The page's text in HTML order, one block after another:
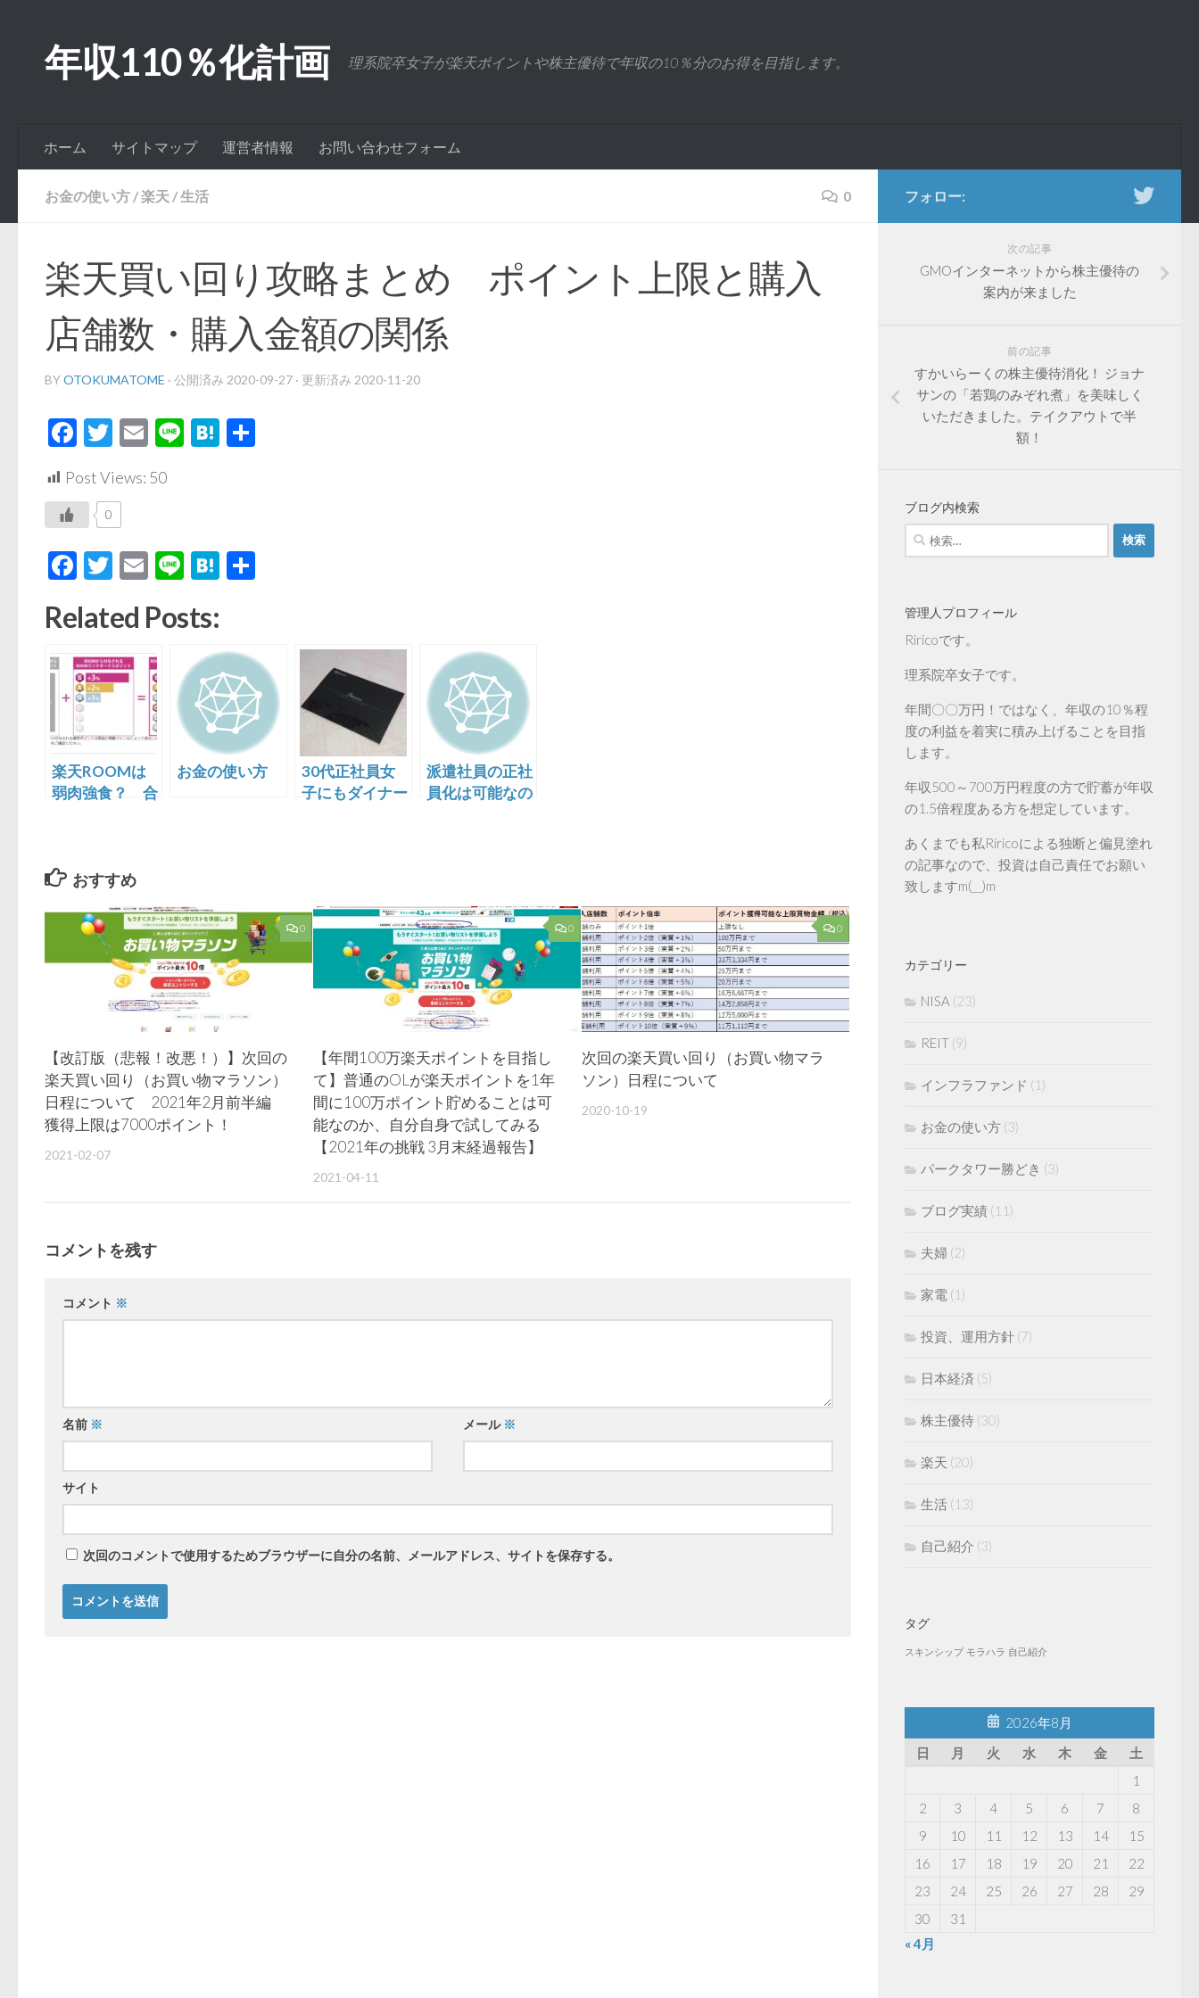
年収110％化計画 理系院卒女子が楽天ポイントや株主優待で年収の10％分のお得を目指します。
ホーム サイトマップ 運営者情報 お問い合わせフォーム
お金の使い方 /楽天 /生活 0
楽天買い回り攻略まとめ ポイント上限と購入
店舗数・購入金額の関係
BYOTOKUMATOME · 公開済み 2020-09-27 · 更新済み 2020-11-20
Facebook
Twitter
EmailLineHatena
Post Views: 50
0
Facebook
Twitter
EmailLineHatena
Related Posts:
楽天ROOMは
弱肉強食？ 合
要ってこと？
お金の使い方
30代正社員女
子にもダイナー
派遣社員の正社
員化は可能なの
おすすめ
0
【改訂版（悲報！改悪！）】次回の
楽天買い回り（お買い物マラソン）
日程について 2021年2月前半編
獲得上限は7000ポイント！
2021-02-07
0
【年間100万楽天ポイントを目指し
て】普通のOLが楽天ポイントを1年
間に100万ポイント貯めることは可
能なのか、自分自身で試してみる
【2021年の挑戦 3月末経過報告】
2021-04-11
0
次回の楽天買い回り（お買い物マラ
ソン）日程について
2020-10-19
コメントを残す
コメント ※
名前 ※ メール ※
サイト
次回のコメントで使用するためブラウザーに自分の名前、メールアドレス、サイトを保存する。
フォロー:
次の記事
GMOインターネットから株主優待の
案内が来ました
前の記事
すかいらーくの株主優待消化！ ジョナ
サンの「若鶏のみぞれ煮」を美味しく
いただきました。テイクアウトで半
額！
ブログ内検索
検
索:
管理人プロフィール
Riricoです。
理系院卒女子です。
年間〇〇万円！ではなく、年収の10％程
度の利益を着実に積み上げることを目指
します。
年収500～700万円程度の方で貯蓄が年収
の1.5倍程度ある方を想定しています。
あくまでも私Riricoによる独断と偏見塗れ
の記事なので、投資は自己責任でお願い
致しますm(__)m
カテゴリー
NISA (23)
REIT (9)
インフラファンド (1)
お金の使い方 (3)
パークタワー勝どき (3)
ブログ実績 (11)
夫婦 (2)
家電 (1)
投資、運用方針 (7)
日本経済 (5)
株主優待 (30)
楽天 (20)
生活 (13)
自己紹介 (3)
タグ
スキンシップ モラハラ 自己紹介
2026年8月
日
月 火 水 木 金
土
1
2
3 4 5 6 7
8
9
10 11 12 13 14
15
16
17 18 19 20 21
22
23
24 25 26 27 28
29
30
31
« 4月